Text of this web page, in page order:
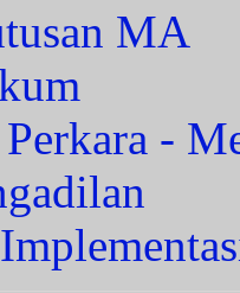
MA
Perkara -